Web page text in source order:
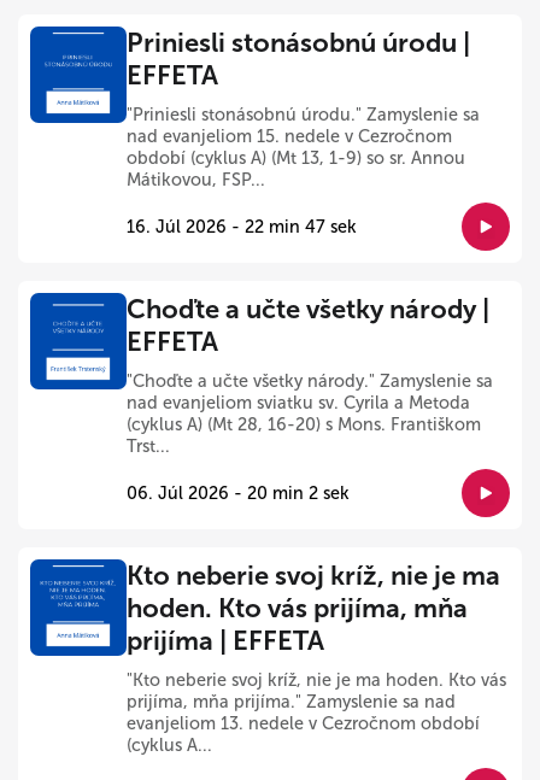
Priniesli stonásobnú úrodu |
EFFETA
"Priniesli stonásobnú úrodu." Zamyslenie sa
nad evanjeliom 15. nedele v Cezročnom
období (cyklus A) (Mt 13, 1-9) so sr. Annou
Mátikovou, FSP...
16. Júl 2026 - 22 min 47 sek
Choďte a učte všetky národy |
EFFETA
"Choďte a učte všetky národy." Zamyslenie sa
nad evanjeliom sviatku sv. Cyrila a Metoda
(cyklus A) (Mt 28, 16-20) s Mons. Františkom
Trst...
06. Júl 2026 - 20 min 2 sek
Kto neberie svoj kríž, nie je ma
hoden. Kto vás prijíma, mňa
prijíma | EFFETA
"Kto neberie svoj kríž, nie je ma hoden. Kto vás
prijíma, mňa prijíma." Zamyslenie sa nad
evanjeliom 13. nedele v Cezročnom období
(cyklus A...